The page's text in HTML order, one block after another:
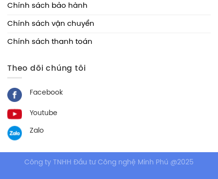
Chính sách bảo hành
Chính sách vận chuyển
Chính sách thanh toán
Theo dõi chúng tôi
Facebook
Youtube
Zalo
Công ty TNHH Đầu tư Công nghệ Minh Phú @2025